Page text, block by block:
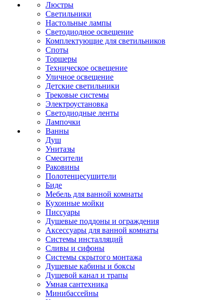
Люстры
Светильники
Настольные лампы
Светодиодное освещение
Комплектующие для светильников
Споты
Торшеры
Техническое освещение
Уличное освещение
Детские светильники
Трековые системы
Электроустановка
Светодиодные ленты
Лампочки
Ванны
Душ
Унитазы
Смесители
Раковины
Полотенцесушители
Биде
Мебель для ванной комнаты
Кухонные мойки
Писсуары
Душевые поддоны и ограждения
Аксессуары для ванной комнаты
Системы инсталляций
Сливы и сифоны
Системы скрытого монтажа
Душевые кабины и боксы
Душевой канал и трапы
Умная сантехника
Минибассейны